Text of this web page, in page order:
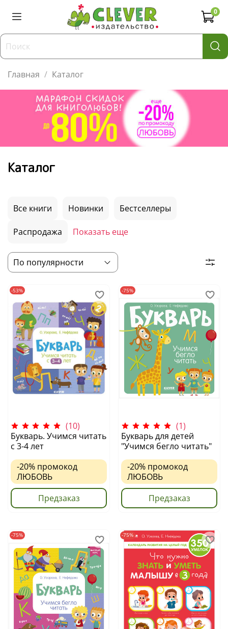
0
Главная Каталог
Каталог
Все книги Новинки Бестселлеры
Распродажа Показать еще
-53%
(10)
Букварь. Учимся читать
с 3-4 лет
-20% промокод
ЛЮБОВЬ
Предзаказ
-75%
(1)
Букварь для детей
"Учимся бегло читать"
-20% промокод
ЛЮБОВЬ
Предзаказ
-75% -75%